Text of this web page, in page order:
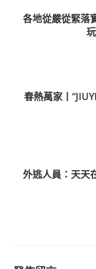
各地從嚴從緊落
春熱萬家丨
外逃人員：天天